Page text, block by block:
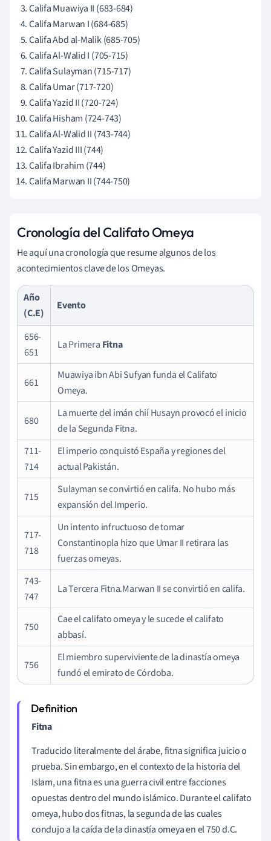
Califa Muawiya II (683-684)
Califa Marwan I (684-685)
Califa Abd al-Malik (685-705)
Califa Al-Walid I (705-715)
Califa Sulayman (715-717)
Califa Umar (717-720)
Califa Yazid II (720-724)
Califa Hisham (724-743)
Califa Al-Walid II (743-744)
Califa Yazid III (744)
Califa Ibrahim (744)
Califa Marwan II (744-750)
Cronología del Califato Omeya
He aquí una cronología que resume algunos de los
acontecimientos clave de los Omeyas.
Año
(C.E)
Evento
656-
651
La Primera Fitna
661
Muawiya ibn Abi Sufyan funda el Califato
Omeya.
680
La muerte del imán chií Husayn provocó el inicio
de la Segunda Fitna.
711-
714
El imperio conquistó España y regiones del
actual Pakistán.
715
Sulayman se convirtió en califa. No hubo más
expansión del Imperio.
717-
718
Un intento infructuoso de tomar
Constantinopla hizo que Umar II retirara las
fuerzas omeyas.
743-
747
La Tercera Fitna.Marwan II se convirtió en califa.
750
Cae el califato omeya y le sucede el califato
abbasí.
756
El miembro superviviente de la dinastía omeya
fundó el emirato de Córdoba.
Fitna
Traducido literalmente del árabe, fitna significa juicio o
prueba. Sin embargo, en el contexto de la historia del
Islam, una fitna es una guerra civil entre facciones
opuestas dentro del mundo islámico. Durante el califato
omeya, hubo dos fitnas, la segunda de las cuales
condujo a la caída de la dinastía omeya en el 750 d.C.